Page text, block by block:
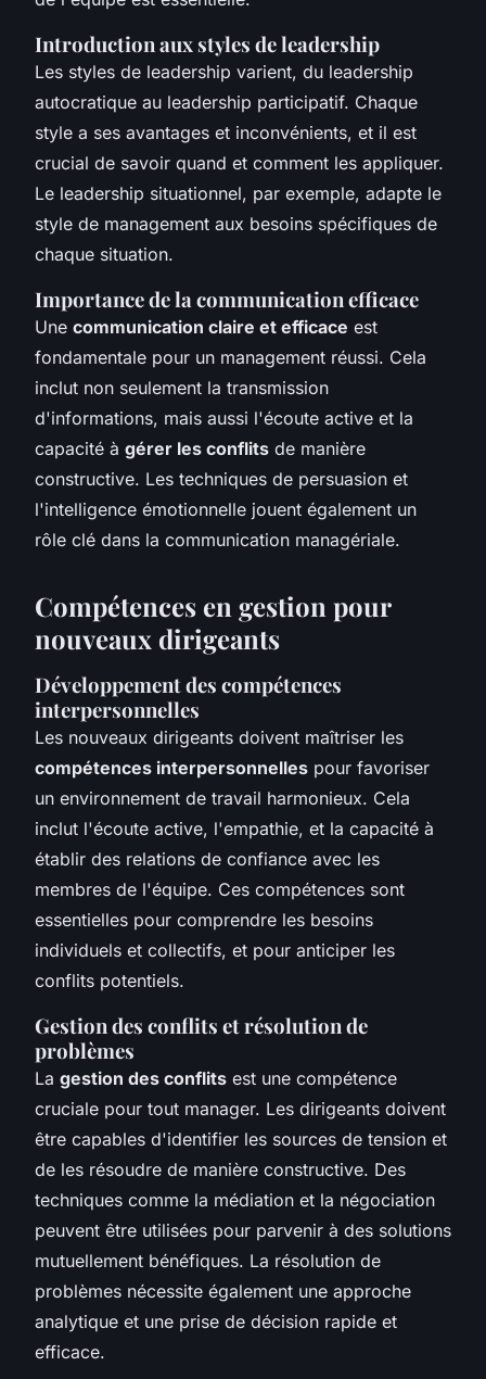
Introduction aux styles de leadership
Les styles de leadership varient, du leadership
autocratique au leadership participatif. Chaque
style a ses avantages et inconvénients, et il est
crucial de savoir quand et comment les appliquer.
Le leadership situationnel, par exemple, adapte le
style de management aux besoins spécifiques de
chaque situation.
Importance de la communication efficace
Une communication claire et efficace est
fondamentale pour un management réussi. Cela
inclut non seulement la transmission
d'informations, mais aussi l'écoute active et la
capacité à gérer les conflits de manière
constructive. Les techniques de persuasion et
l'intelligence émotionnelle jouent également un
rôle clé dans la communication managériale.
Compétences en gestion pour
nouveaux dirigeants
Développement des compétences
interpersonnelles
Les nouveaux dirigeants doivent maîtriser les
compétences interpersonnelles pour favoriser
un environnement de travail harmonieux. Cela
inclut l'écoute active, l'empathie, et la capacité à
établir des relations de confiance avec les
membres de l'équipe. Ces compétences sont
essentielles pour comprendre les besoins
individuels et collectifs, et pour anticiper les
conflits potentiels.
Gestion des conflits et résolution de
problèmes
La gestion des conflits est une compétence
cruciale pour tout manager. Les dirigeants doivent
être capables d'identifier les sources de tension et
de les résoudre de manière constructive. Des
techniques comme la médiation et la négociation
peuvent être utilisées pour parvenir à des solutions
mutuellement bénéfiques. La résolution de
problèmes nécessite également une approche
analytique et une prise de décision rapide et
efficace.